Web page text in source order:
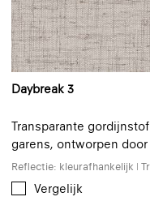
Daybreak 3
Transparante
garens, ontworpen
Reflectie: kleurafhankelijk |
Vergelijk